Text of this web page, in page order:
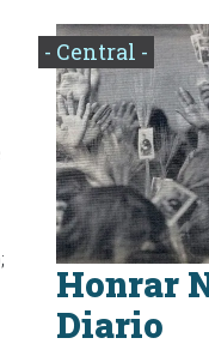
- Central -
Honrar
Diario